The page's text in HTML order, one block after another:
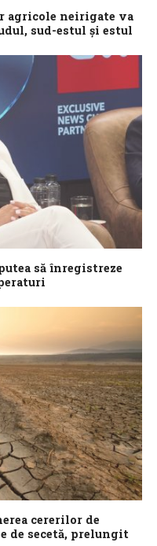
agricole neirigate va
sud-estul şi estul
neirigate va continua să
de umiditate din sudul,
să înregistreze
cererilor de
de secetă, prelungit